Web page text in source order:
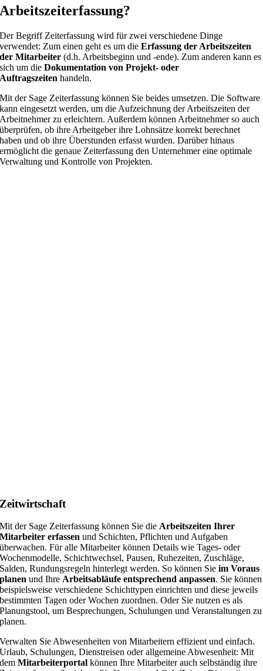
Arbeitszeiterfassung?
Der Begriff Zeiterfassung wird für zwei verschiedene Dinge
verwendet: Zum einen geht es um dieErfassung der Arbeitszeiten
der Mitarbeiter (d.h. Arbeitsbeginn und -ende). Zum anderen kann es
sich um dieDokumentation von Projekt- oder
Auftragszeiten handeln.
Mit der Sage Zeiterfassung können Sie beides umsetzen. Die Software
kann eingesetzt werden, um die Aufzeichnung der Arbeitszeiten der
Arbeitnehmer zu erleichtern. Außerdem können Arbeitnehmer so auch
überprüfen, ob ihre Arbeitgeber ihre Lohnsätze korrekt berechnet
haben und ob ihre Überstunden erfasst wurden. Darüber hinaus
ermöglicht die genaue Zeiterfassung den Unternehmer eine optimale
Verwaltung und Kontrolle von Projekten.
Zeitwirtschaft
Mit der Sage Zeiterfassung können Sie die Arbeitszeiten Ihrer
Mitarbeiter erfassen und Schichten, Pflichten und Aufgaben
überwachen. Für alle Mitarbeiter können Details wie Tages- oder
Wochenmodelle, Schichtwechsel, Pausen, Ruhezeiten, Zuschläge,
Salden, Rundungsregeln hinterlegt werden. So können Sieim Voraus
planen und Ihre Arbeitsabläufe entsprechend anpassen. Sie können
beispielsweise verschiedene Schichttypen einrichten und diese jeweils
bestimmten Tagen oder Wochen zuordnen. Oder Sie nutzen es als
Planungstool, um Besprechungen, Schulungen und Veranstaltungen zu
planen.
Verwalten Sie Abwesenheiten von Mitarbeitern effizient und einfach.
Urlaub, Schulungen, Dienstreisen oder allgemeine Abwesenheit: Mit
demMitarbeiterportal können Ihre Mitarbeiter auch selbständig ihre